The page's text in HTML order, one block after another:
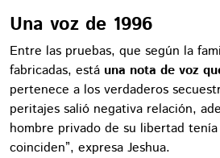
Una voz de 1996
Entre las pruebas, que según la
fabricadas, está una nota de voz
pertenece a los verdaderos
peritajes salió negativa relación,
hombre privado de su libertad
coinciden”, expresa Jeshua.